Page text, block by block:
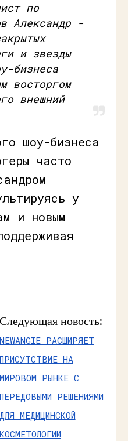
по
Александр -
и звезды
бизнеса
восторгом
внешний
шоу-бизнеса
часто
у
и новым
Следующая новость:
NEWANGIE РАСШИРЯЕТ
ПРИСУТСТВИЕ НА
МИРОВОМ РЫНКЕ С
ПЕРЕДОВЫМИ РЕШЕНИЯМИ
ДЛЯ МЕДИЦИНСКОЙ
КОСМЕТОЛОГИИ